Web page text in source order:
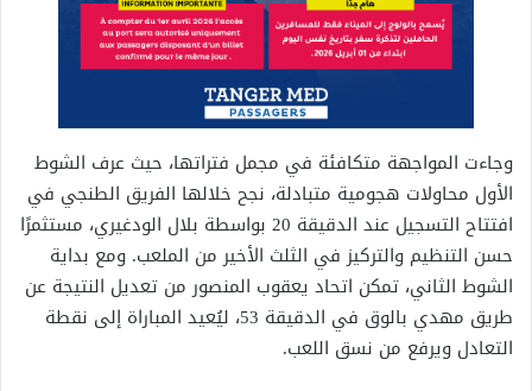
وجاءت المواجهة متكافئة في مجمل فتراتها، حيث عرف الشوط
الأول محاولات هجومية متبادلة، نجح خلالها الفريق الطنجي في
افتتاح التسجيل عند الدقيقة 20 بواسطة بلال الودغيري، مستثمرًا
حسن التنظيم والتركيز في الثلث الأخير من الملعب. ومع بداية
الشوط الثاني، تمكن اتحاد يعقوب المنصور من تعديل النتيجة عن
طريق مهدي بالوق في الدقيقة 53، ليُعيد المباراة إلى نقطة
التعادل ويرفع من نسق اللعب.